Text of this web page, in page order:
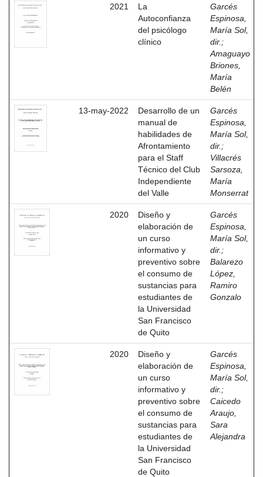
2021
La
Autoconfianza
del psicólogo
clínico
Garcés
Espinosa,
María Sol,
dir. ;
Amaguayo
Briones,
María
Belén
13-may-2022
Desarrollo de un
manual de
habilidades de
Afrontamiento
para el Staff
Técnico del Club
Independiente
del Valle
Garcés
Espinosa,
María Sol,
dir. ;
Villacrés
Sarsoza,
María
Monserrat
2020
Diseño y
elaboración de
un curso
informativo y
preventivo sobre
el consumo de
sustancias para
estudiantes de
la Universidad
San Francisco
de Quito
Garcés
Espinosa,
María Sol,
dir. ;
Balarezo
López,
Ramiro
Gonzalo
2020
Diseño y
elaboración de
un curso
informativo y
preventivo sobre
el consumo de
sustancias para
estudiantes de
la Universidad
San Francisco
de Quito
Garcés
Espinosa,
María Sol,
dir. ;
Caicedo
Araujo,
Sara
Alejandra